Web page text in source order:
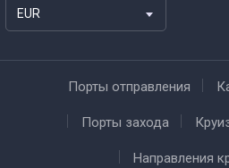
EUR
Порты отправления
Порты захода
Направления